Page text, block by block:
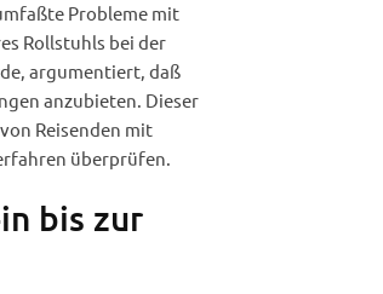
Probleme mit
Rollstuhls bei der
argumentiert, daß
anzubieten. Dieser
Reisenden mit
überprüfen.
bis zur